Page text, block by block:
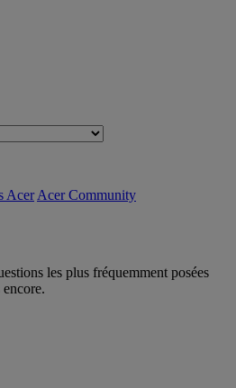
Acer Acer Community
les plus fréquemment posées